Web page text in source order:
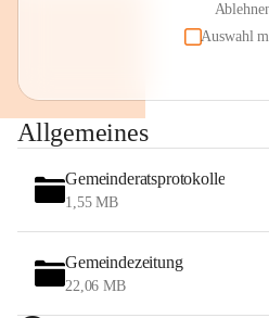
Auswahl
Allgemeines
Gemeinderatsprotokolle
1,55 MB
Gemeindezeitung
22,06 MB